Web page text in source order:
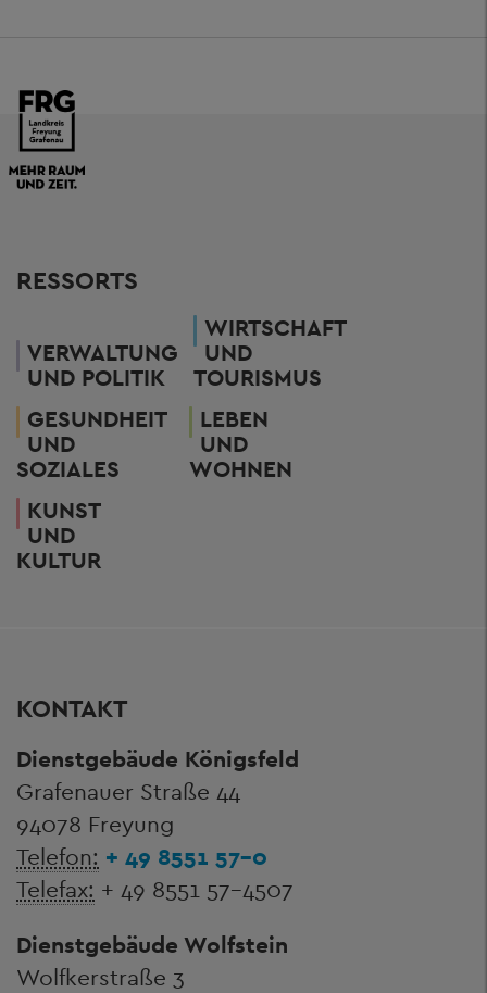
RESSORTS
VERWALTUNG
UND POLITIK
WIRTSCHAFT
UND
TOURISMUS
GESUNDHEIT
UND
SOZIALES
LEBEN
UND
WOHNEN
KUNST
UND
KULTUR
KONTAKT
Dienstgebäude Königsfeld
Grafenauer Straße 44
94078 Freyung
Telefon: + 49 8551 57-0
Telefax: + 49 8551 57-4507
Dienstgebäude Wolfstein
Wolfkerstraße 3